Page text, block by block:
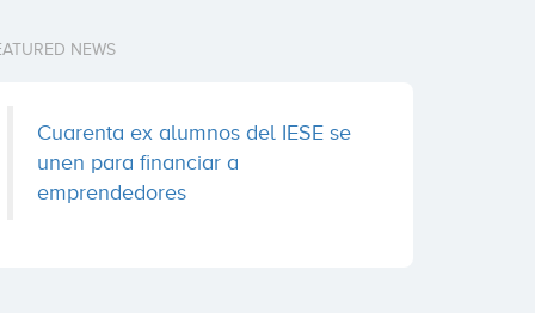
NEWS
Cuarenta ex alumnos del IESE se
unen para financiar a
emprendedores